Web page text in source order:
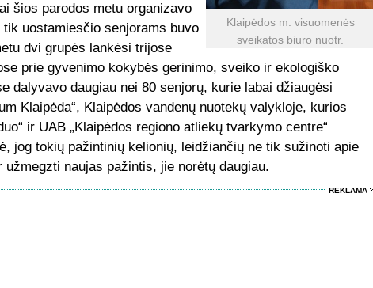
Klaipėdos m. visuomenės
sveikatos biuro nuotr.
šios parodos metu organizavo
uostamiesčio senjorams buvo
dvi grupės lankėsi trijose
prie gyvenimo kokybės gerinimo, sveiko ir ekologiško
dalyvavo daugiau nei 80 senjorų, kurie labai džiaugėsi
Klaipėda“, Klaipėdos vandenų nuotekų valykloje, kurios
ir UAB „Klaipėdos regiono atliekų tvarkymo centre“
jog tokių pažintinių kelionių, leidžiančių ne tik sužinoti apie
naujas pažintis, jie norėtų daugiau.
REKLAMA